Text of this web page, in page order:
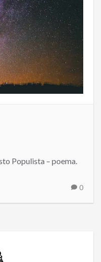
Populista – poema.
0